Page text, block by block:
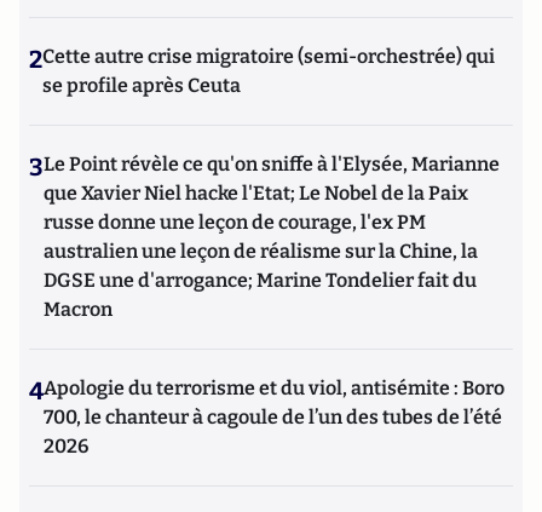
2Cette autre crise migratoire (semi-orchestrée) qui
se profile après Ceuta
3Le Point révèle ce qu'on sniffe à l'Elysée, Marianne
que Xavier Niel hacke l'Etat; Le Nobel de la Paix
russe donne une leçon de courage, l'ex PM
australien une leçon de réalisme sur la Chine, la
DGSE une d'arrogance; Marine Tondelier fait du
Macron
4Apologie du terrorisme et du viol, antisémite : Boro
700, le chanteur à cagoule de l’un des tubes de l’été
2026